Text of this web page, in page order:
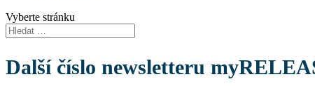
Vyberte stránku
Další číslo newsletteru